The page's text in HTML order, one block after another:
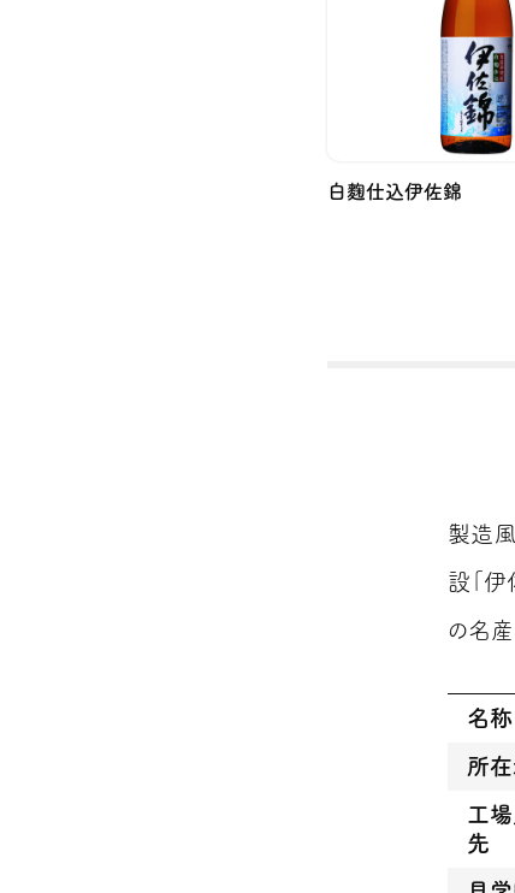
白麴仕込伊佐錦
製造
設「
の名
名称
所
工
先